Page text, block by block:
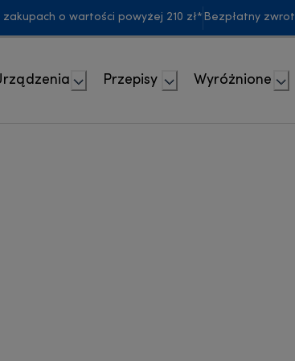
o wartości powyżej 210 zł* Bezpłatny zwrot
Przepisy Wyróżnione